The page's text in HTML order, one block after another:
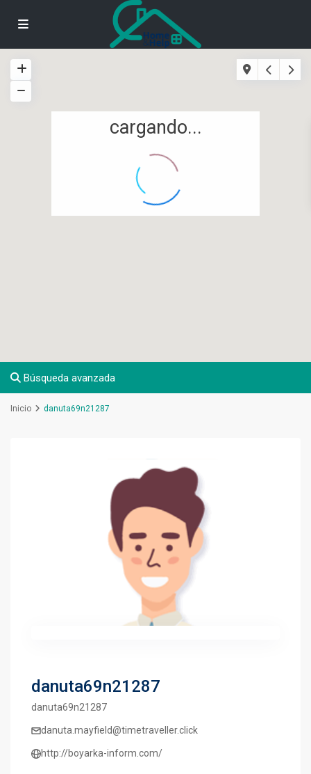
cargando...
Búsqueda avanzada
Inicio danuta69n21287
danuta69n21287
danuta69n21287
danuta.mayfield@timetraveller.click
http://boyarka-inform.com/